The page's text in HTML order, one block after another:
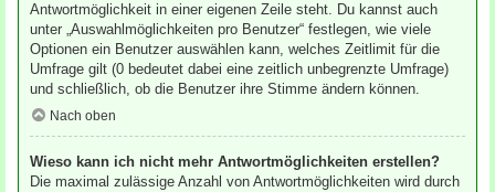
Antwortmöglichkeit in einer eigenen Zeile steht. Du kannst auch
unter „Auswahlmöglichkeiten pro Benutzer“ festlegen, wie viele
Optionen ein Benutzer auswählen kann, welches Zeitlimit für die
Umfrage gilt (0 bedeutet dabei eine zeitlich unbegrenzte Umfrage)
und schließlich, ob die Benutzer ihre Stimme ändern können.
Nach oben
Wieso kann ich nicht mehr Antwortmöglichkeiten erstellen?
Die maximal zulässige Anzahl von Antwortmöglichkeiten wird durch